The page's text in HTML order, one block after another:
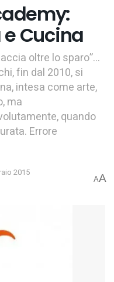
Cucina
oltre lo sparo”...
fin dal 2010, si
intesa come arte,
ma
quando
Errore
2015
AA